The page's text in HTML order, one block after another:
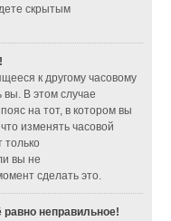
скрытым
к другому часовому
вы. В этом случае
на тот, в котором вы
изменять часовой
только
вы не
сделать это.
неправильное!